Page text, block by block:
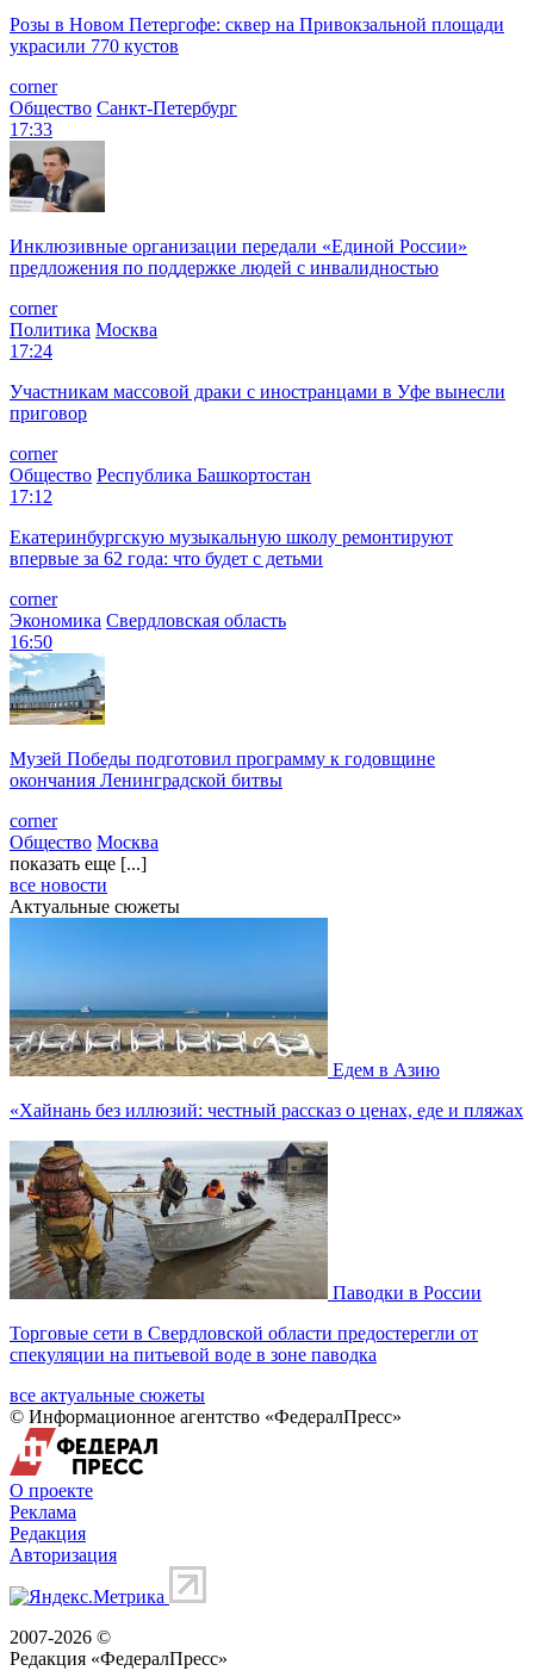
Розы в Новом Петергофе: сквер на Привокзальной площади
украсили 770 кустов
corner
Общество Санкт-Петербург
17:33
Инклюзивные организации передали «Единой России»
предложения по поддержке людей с инвалидностью
corner
Политика Москва
17:24
Участникам массовой драки с иностранцами в Уфе вынесли
приговор
corner
Общество Республика Башкортостан
17:12
Екатеринбургскую музыкальную школу ремонтируют
впервые за 62 года: что будет с детьми
corner
Экономика Свердловская область
16:50
Музей Победы подготовил программу к годовщине
окончания Ленинградской битвы
corner
Общество Москва
показать еще [...]
все новости
Актуальные сюжеты
Едем в Азию
«Хайнань без иллюзий: честный рассказ о ценах, еде и пляжах
Паводки в России
Торговые сети в Свердловской области предостерегли от
спекуляции на питьевой воде в зоне паводка
все актуальные сюжеты
© Информационное агентство «ФедералПресс»
О проекте
Реклама
Редакция
Авторизация
2007-2026 ©
Редакция «ФедералПресс»